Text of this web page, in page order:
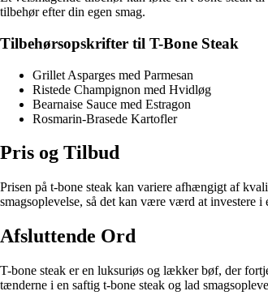
tilbehør efter din egen smag.
Tilbehørsopskrifter til T-Bone Steak
Grillet Asparges med Parmesan
Ristede Champignon med Hvidløg
Bearnaise Sauce med Estragon
Rosmarin-Brasede Kartofler
Pris og Tilbud
Prisen på t-bone steak kan variere afhængigt af
smagsoplevelse, så det kan være værd at investere
Afsluttende Ord
T-bone steak er en luksuriøs og lækker bøf, der
tænderne i en saftig t-bone steak og lad